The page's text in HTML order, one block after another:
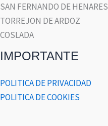
SAN FERNANDO DE HENARES
TORREJON DE ARDOZ
COSLADA
IMPORTANTE
POLITICA DE PRIVACIDAD
POLITICA DE COOKIES